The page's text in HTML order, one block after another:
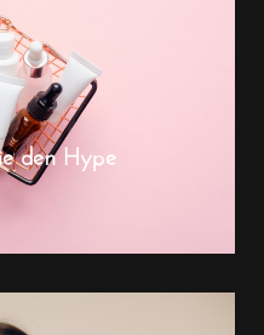
den Hype